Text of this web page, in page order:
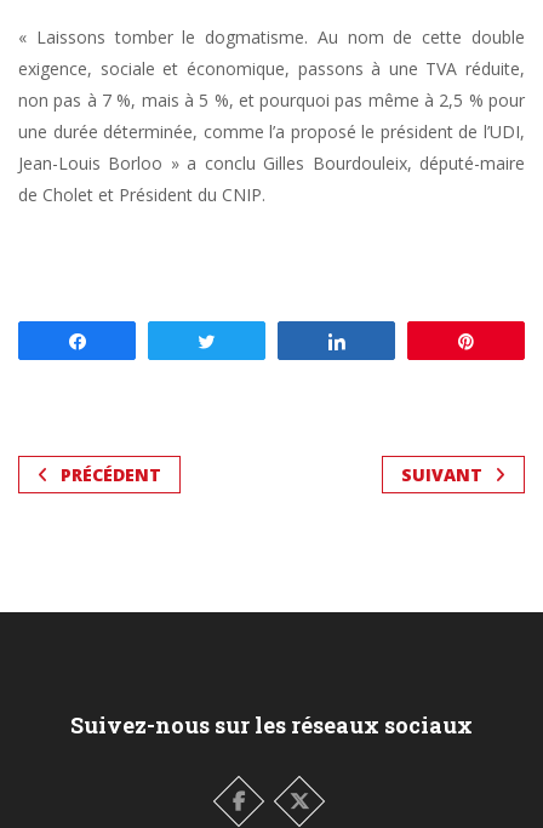
« Laissons tomber le dogmatisme. Au nom de cette double
exigence, sociale et économique, passons à une TVA réduite,
non pas à 7 %, mais à 5 %, et pourquoi pas même à 2,5 % pour
une durée déterminée, comme l’a proposé le président de l’UDI,
Jean-Louis Borloo » a conclu Gilles Bourdouleix, député-maire
de Cholet et Président du CNIP.
PRÉCÉDENT SUIVANT
Suivez-nous sur les réseaux sociaux